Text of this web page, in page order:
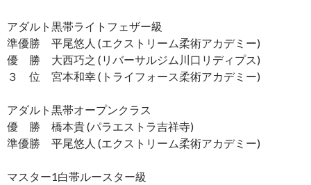
アダルト黒帯ライトフェザー級
準優勝 平尾悠人 (エクストリーム柔術アカデミー)
優 勝 大西巧之 (リバーサルジム川口リディプス)
３ 位 宮本和幸 (トライフォース柔術アカデミー)
アダルト黒帯オープンクラス
優 勝 橋本貴 (パラエストラ吉祥寺)
準優勝 平尾悠人 (エクストリーム柔術アカデミー)
マスター1白帯ルースター級